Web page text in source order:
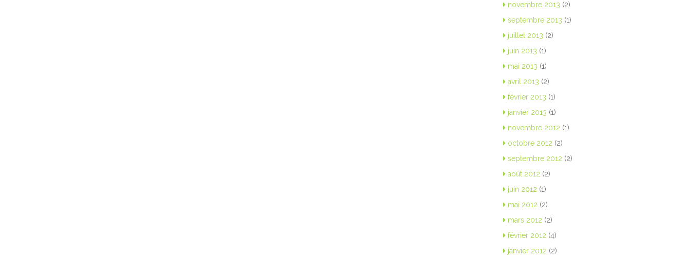
novembre 2013 (2)
septembre 2013 (1)
juillet 2013 (2)
juin 2013 (1)
mai 2013 (1)
avril 2013 (2)
février 2013 (1)
janvier 2013 (1)
novembre 2012 (1)
octobre 2012 (2)
septembre 2012 (2)
août 2012 (2)
juin 2012 (1)
mai 2012 (2)
mars 2012 (2)
février 2012 (4)
janvier 2012 (2)